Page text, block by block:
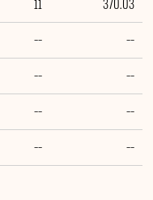
370.03
11
--
--
--
--
--
--
--
--